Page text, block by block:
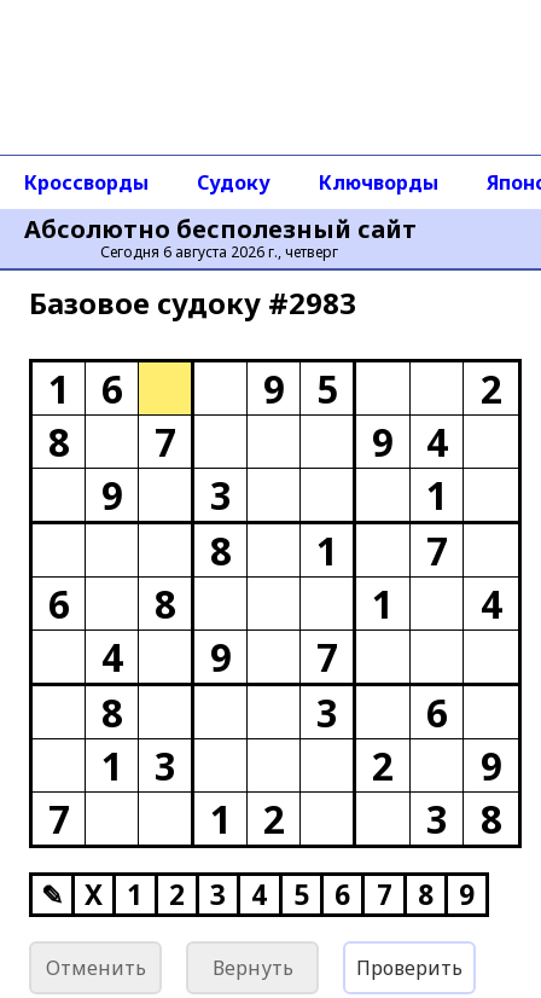
Абсолютно бесполезный сайт
Сегодня 6 августа 2026 г., четверг
Кроссворды Судоку Ключворды
Базовое cудоку #2983
1 6 9 5
2
8
7 9
4
9
3
1
8
1
7
6
8 1
4
4
9
7
8
3
6
1
3 2
9
7
1 2 3 8
✎ X 1 2 3 4 5 6 7 8 9
Отменить Вернуть Проверить